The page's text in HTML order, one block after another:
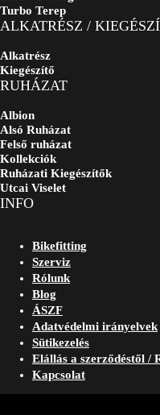
Turbo Terep
ALKATRÉSZ /
Alkatrész
Kiegészítő
RUHÁZAT
Albion
Alsó Ruházat
Felső ruházat
Kollekciók
Ruházati Kiegészítők
Utcai Viselet
INFO
Bikefitting
Szerviz
Rólunk
Blog
ÁSZF
Adatvédelmi irányelvek
Sütikezelés
Elállás a szerződéstől /
Kapcsolat